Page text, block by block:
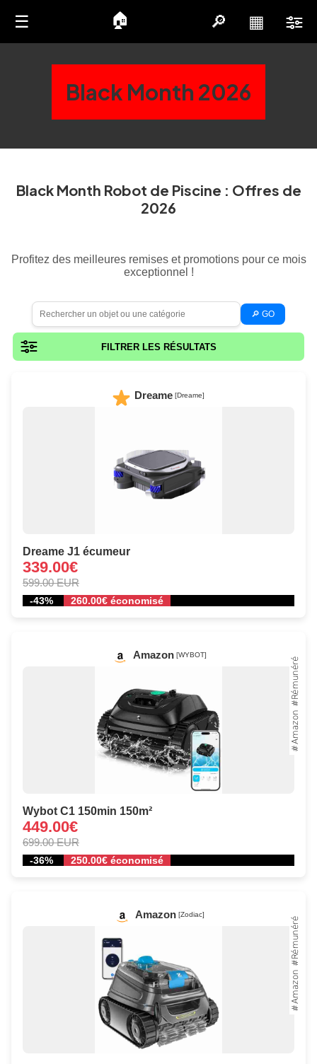
Black Month 2026
Black Month Robot de Piscine : Offres de
2026
Profitez des meilleures remises et promotions pour ce mois
exceptionnel !
🔎 GO
☰ 🏠 🔎 ▦
FILTRER LES RÉSULTATS
Dreame [Dreame]
Dreame J1 écumeur
339.00€
599.00 EUR
-43% 260.00€ économisé
Amazon [WYBOT]
Wybot C1 150min 150m²
449.00€
699.00 EUR
-36% 250.00€ économisé
Amazon [Zodiac]